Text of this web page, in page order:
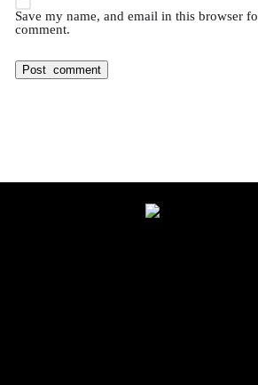
Save my name, and email in this browser
comment.